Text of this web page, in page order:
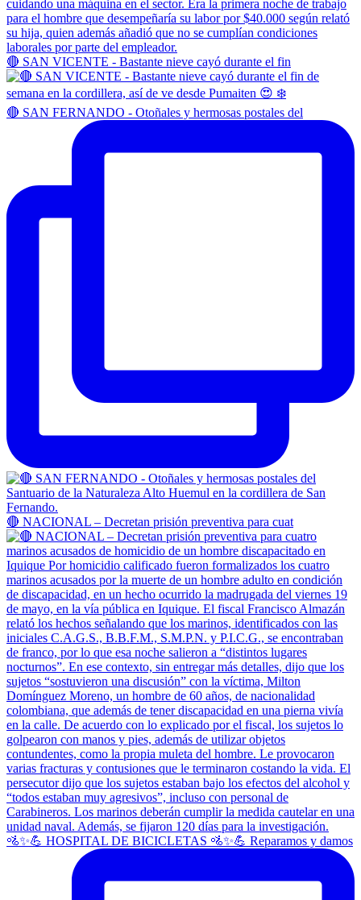
🔴 SAN VICENTE - Bastante nieve cayó durante el fin
🔴 SAN FERNANDO - Otoñales y hermosas postales del
🔴 NACIONAL – Decretan prisión preventiva para cuat
🚵✨💪 HOSPITAL DE BICICLETAS 🚵✨💪 Reparamos y damos